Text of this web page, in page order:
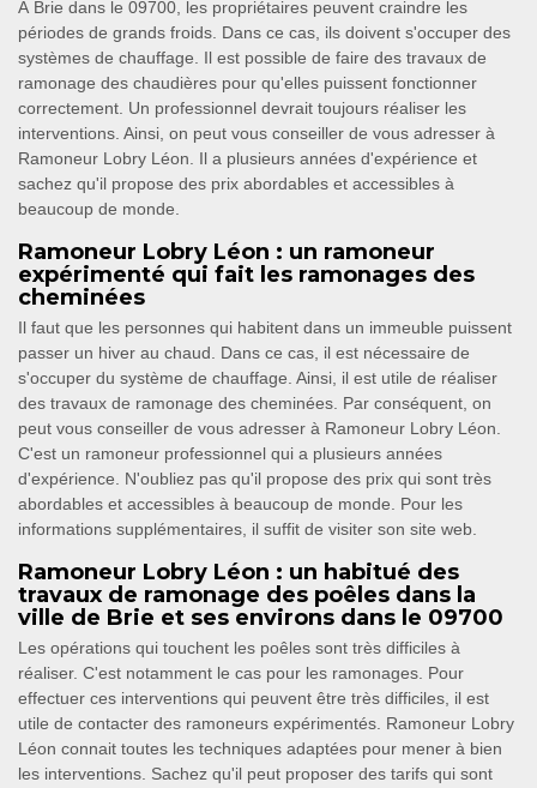
À Brie dans le 09700, les propriétaires peuvent craindre les
périodes de grands froids. Dans ce cas, ils doivent s'occuper des
systèmes de chauffage. Il est possible de faire des travaux de
ramonage des chaudières pour qu'elles puissent fonctionner
correctement. Un professionnel devrait toujours réaliser les
interventions. Ainsi, on peut vous conseiller de vous adresser à
Ramoneur Lobry Léon. Il a plusieurs années d'expérience et
sachez qu'il propose des prix abordables et accessibles à
beaucoup de monde.
Ramoneur Lobry Léon : un ramoneur
expérimenté qui fait les ramonages des
cheminées
Il faut que les personnes qui habitent dans un immeuble puissent
passer un hiver au chaud. Dans ce cas, il est nécessaire de
s'occuper du système de chauffage. Ainsi, il est utile de réaliser
des travaux de ramonage des cheminées. Par conséquent, on
peut vous conseiller de vous adresser à Ramoneur Lobry Léon.
C'est un ramoneur professionnel qui a plusieurs années
d'expérience. N'oubliez pas qu'il propose des prix qui sont très
abordables et accessibles à beaucoup de monde. Pour les
informations supplémentaires, il suffit de visiter son site web.
Ramoneur Lobry Léon : un habitué des
travaux de ramonage des poêles dans la
ville de Brie et ses environs dans le 09700
Les opérations qui touchent les poêles sont très difficiles à
réaliser. C'est notamment le cas pour les ramonages. Pour
effectuer ces interventions qui peuvent être très difficiles, il est
utile de contacter des ramoneurs expérimentés. Ramoneur Lobry
Léon connait toutes les techniques adaptées pour mener à bien
les interventions. Sachez qu'il peut proposer des tarifs qui sont